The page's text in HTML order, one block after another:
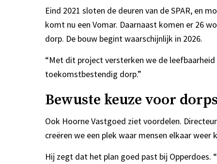
Eind 2021 sloten de deuren van de SPAR, en
komt nu een Vomar. Daarnaast komen er 26
dorp. De bouw begint waarschijnlijk in 2026.
“Met dit project versterken we de
toekomstbestendig dorp.”
Bewuste keuze voor
Ook Hoorne Vastgoed ziet voordelen.
creëren we een plek waar mensen elkaar weer
Hij zegt dat het plan goed past bij Opperdoes.